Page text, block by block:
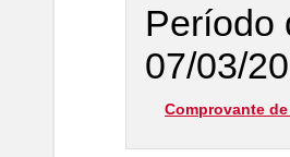
Período
07/03/
Comprovante